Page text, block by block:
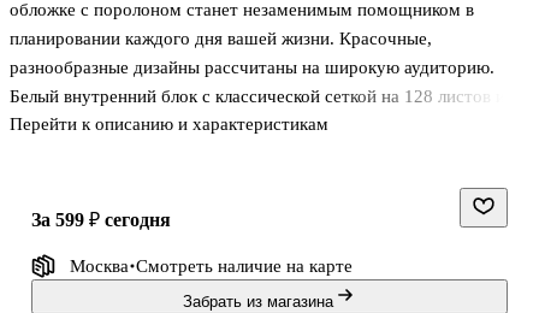
обложке с поролоном станет незаменимым помощником в
планировании каждого дня вашей жизни. Красочные,
разнообразные дизайны рассчитаны на широкую аудиторию.
Белый внутренний блок с классической сеткой на 128 листов и
бумагой плотностью 70 г/м2 поможет аккуратно вести записи,
будет притягивать взгляды к вашему рабочему месту. Содержит
проектов, важные даты, контакты, заметки.
Перейти к описанию и характеристикам
за 599 ₽ сегодня
Москва Смотреть наличие на карте
Забрать из магазина